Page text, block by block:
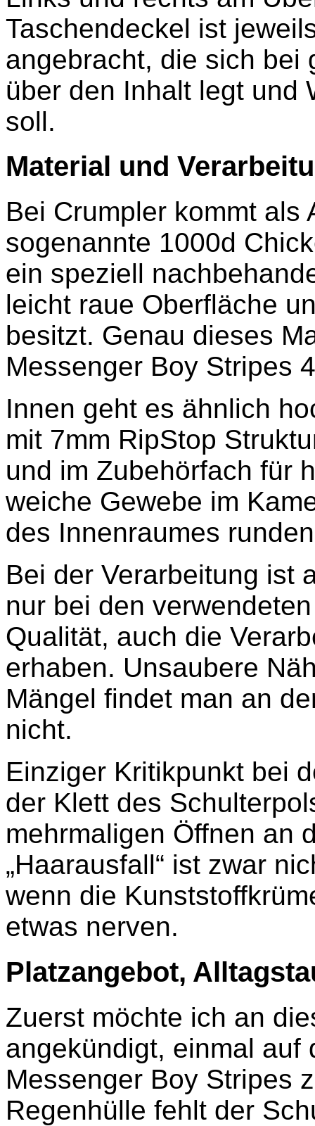
Taschendeckel ist
angebracht, die sich bei
über den Inhalt legt und
soll.
Material und
Bei Crumpler kommt als
sogenannte 1000d
ein speziell
leicht raue Oberfläche
besitzt. Genau dieses
Messenger Boy Stripes
Innen geht es ähnlich
mit 7mm RipStop
und im Zubehörfach für
weiche Gewebe im
des Innenraumes
Bei der Verarbeitung ist
nur bei den
Qualität, auch die
erhaben. Unsaubere
Mängel findet man an
nicht.
Einziger Kritikpunkt bei
der Klett des
mehrmaligen Öffnen an
„Haarausfall“ ist zwar
wenn die
etwas nerven.
Platzangebot,
Zuerst möchte ich an
angekündigt, einmal auf
Messenger Boy Stripes
Regenhülle fehlt der